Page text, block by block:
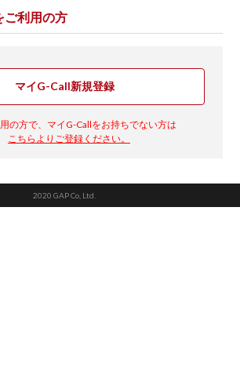
ご利用の方
マイG-Call新規登録
の方で、マイG-Callをお持ちでない方は
こちらよりご登録ください。
2020 GAP Co, Ltd.